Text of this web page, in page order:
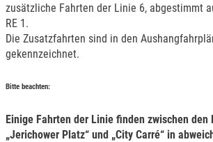
zusätzliche Fahrten der Linie 6, abgestimmt
RE 1.
Die Zusatzfahrten sind in den
gekennzeichnet.
Bitte beachten:
Einige Fahrten der Linie finden zwischen den
„Jerichower Platz“ und „City Carré“ in